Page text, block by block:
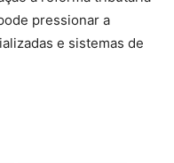
pressionar a
e sistemas de